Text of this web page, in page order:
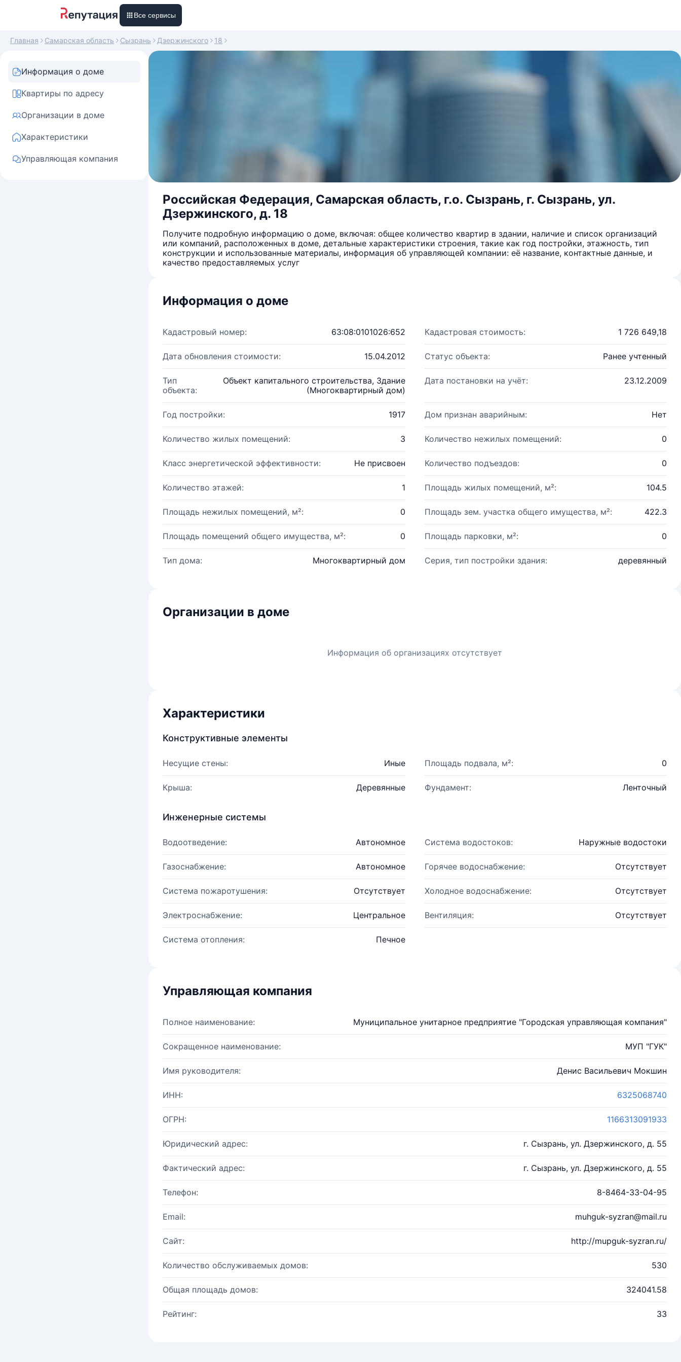
Все сервисы
Главная Самарская область Сызрань Дзержинского 18
Информация о доме
Квартиры по адресу
Организации в доме
Характеристики
Управляющая компания
Российская Федерация, Самарская область, г.о. Сызрань, г. Сызрань, ул.
Дзержинского, д. 18
Получите подробную информацию о доме, включая: общее количество квартир в здании, наличие и список организаций
или компаний, расположенных в доме, детальные характеристики строения, такие как год постройки, этажность, тип
конструкции и использованные материалы, информация об управляющей компании: её название, контактные данные, и
качество предоставляемых услуг
Информация о доме
Кадастровый номер: 63:08:0101026:652 Кадастровая стоимость: 1 726 649,18
Дата обновления стоимости: 15.04.2012 Статус объекта: Ранее учтенный
Тип
объекта:
Объект капитального строительства, Здание
(Многоквартирный дом)
Дата постановки на учёт: 23.12.2009
Год постройки: 1917 Дом признан аварийным: Нет
Количество жилых помещений: 3 Количество нежилых помещений: 0
Класс энергетической эффективности: Не присвоен Количество подъездов: 0
Количество этажей: 1 Площадь жилых помещений, м²: 104.5
Площадь нежилых помещений, м²: 0 Площадь зем. участка общего имущества, м²: 422.3
Площадь помещений общего имущества, м²: 0 Площадь парковки, м²: 0
Тип дома: Многоквартирный дом Серия, тип постройки здания: деревянный
Организации в доме
Информация об организациях отсутствует
Характеристики
Конструктивные элементы
Несущие стены: Иные Площадь подвала, м²: 0
Крыша: Деревянные Фундамент: Ленточный
Инженерные системы
Водоотведение: Автономное Система водостоков: Наружные водостоки
Газоснабжение: Автономное Горячее водоснабжение: Отсутствует
Система пожаротушения: Отсутствует Холодное водоснабжение: Отсутствует
Электроснабжение: Центральное Вентиляция: Отсутствует
Система отопления: Печное
Управляющая компания
Полное наименование: Муниципальное унитарное предприятие "Городская управляющая компания"
Сокращенное наименование: МУП "ГУК"
Имя руководителя: Денис Васильевич Мокшин
ИНН: 6325068740
ОГРН: 1166313091933
Юридический адрес: г. Сызрань, ул. Дзержинского, д. 55
Фактический адрес: г. Сызрань, ул. Дзержинского, д. 55
Телефон: 8-8464-33-04-95
Email: muhguk-syzran@mail.ru
Сайт: http://mupguk-syzran.ru/
Количество обслуживаемых домов: 530
Общая площадь домов: 324041.58
Рейтинг: 33